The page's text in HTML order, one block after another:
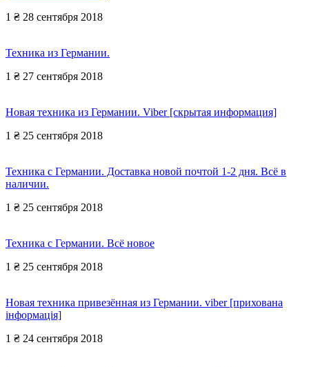
1 ₴ 28 сентября 2018
Техника из Германии.
1 ₴ 27 сентября 2018
Новая техника из Германии. Viber [скрытая информация]
1 ₴ 25 сентября 2018
Техника с Германии. Доставка новой почтой 1-2 дня. Всё в
наличии.
1 ₴ 25 сентября 2018
Техника с Германии. Всё новое
1 ₴ 25 сентября 2018
Новая техника привезённая из Германии. viber [прихована
інформація]
1 ₴ 24 сентября 2018